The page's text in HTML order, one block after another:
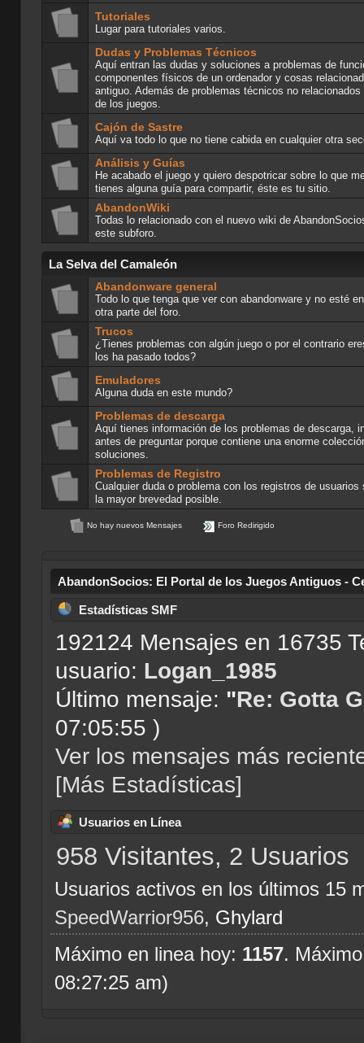
Tutoriales
Lugar para tutoriales varios.
Dudas y Problemas Técnicos
Aquí entran las dudas y soluciones a problemas de
componentes físicos de un ordenador y cosas
antiguo. Además de problemas técnicos no
de los juegos.
Cajón de Sastre
Aquí va todo lo que no tiene cabida en cualquier otra
Análisis y Guías
He acabado el juego y quiero despotricar sobre lo que
tienes alguna guía para compartir, éste es tu sitio.
AbandonWiki
Todas lo relacionado con el nuevo wiki de
este subforo.
La Selva del Camaleón
Abandonware general
Todo lo que tenga que ver con abandonware y no esté
otra parte del foro.
Trucos
¿Tienes problemas con algún juego o por el contrario
los ha pasado todos?
Emuladores
Alguna duda en este mundo?
Problemas de descarga
Aquí tienes información de los problemas de descarga,
antes de preguntar porque contiene una enorme
soluciones.
Problemas de Registro
Cualquier duda o problema con los registros de
la mayor brevedad posible.
No hay nuevos Mensajes Foro Redirigido
AbandonSocios: El Portal de los Juegos Antiguos -
Estadísticas SMF
192124 Mensajes en 16735
usuario: Logan_1985
Último mensaje: "Re: Gotta
07:05:55 )
Ver los mensajes más
[Más Estadísticas]
Usuarios en Línea
958 Visitantes, 2 Usuarios
Usuarios activos en los últimos 15
SpeedWarrior956, Ghylard
Máximo en linea hoy: 1157.
08:27:25 am)